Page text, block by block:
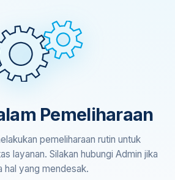
Pemeliharaan
pemeliharaan rutin untuk
layanan. Silakan hubungi Admin jika
hal yang mendesak.